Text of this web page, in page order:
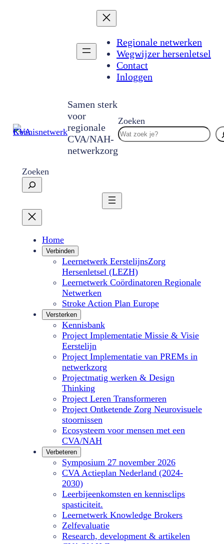
Regionale netwerken
Wegwijzer hersenletsel
Contact
Inloggen
Samen sterk
voor
regionale
CVA/NAH-
netwerkzorg
Zoeken
Zoeken
Home
Verbinden
Leernetwerk EerstelijnsZorg
Hersenletsel (LEZH)
Leernetwerk Coördinatoren Regionale
Netwerken
Stroke Action Plan Europe
Versterken
Kennisbank
Project Implementatie Missie & Visie
Eerstelijn
Project Implementatie van PREMs in
netwerkzorg
Projectmatig werken & Design
Thinking
Project Leren Transformeren
Project Ontketende Zorg Neurovisuele
stoornissen
Ecosysteem voor mensen met een
CVA/NAH
Verbeteren
Symposium 27 november 2026
CVA Actieplan Nederland (2024-
2030)
Leerbijeenkomsten en kennisclips
spasticiteit.
Leernetwerk Knowledge Brokers
Zelfevaluatie
Research, development & artikelen